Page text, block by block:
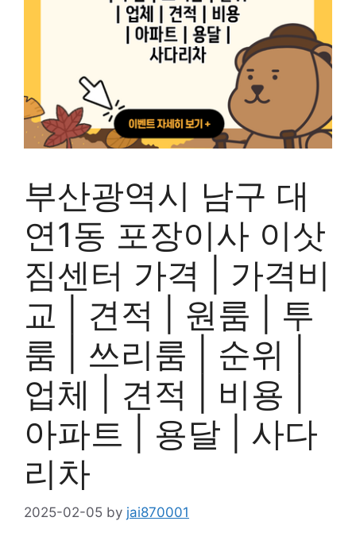
부산광역시 남구 대
연1동 포장이사 이삿
짐센터 가격 | 가격비
교 | 견적 | 원룸 | 투
룸 | 쓰리룸 | 순위 |
업체 | 견적 | 비용 |
아파트 | 용달 | 사다
리차
2025-02-05 by jai870001